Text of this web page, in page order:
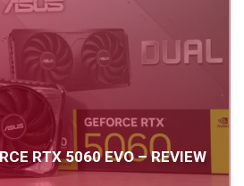
RTX 5060 EVO – REVIEW